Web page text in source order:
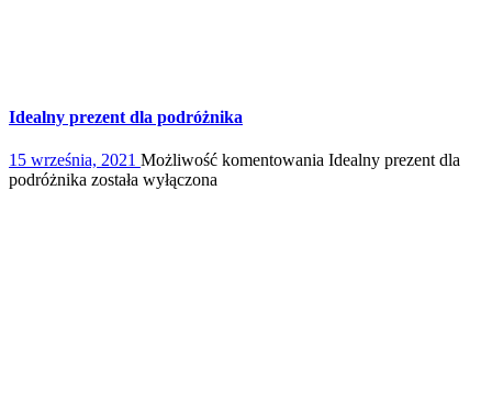
Idealny prezent dla podróżnika
15 września, 2021 Możliwość komentowania Idealny prezent dla
podróżnika została wyłączona